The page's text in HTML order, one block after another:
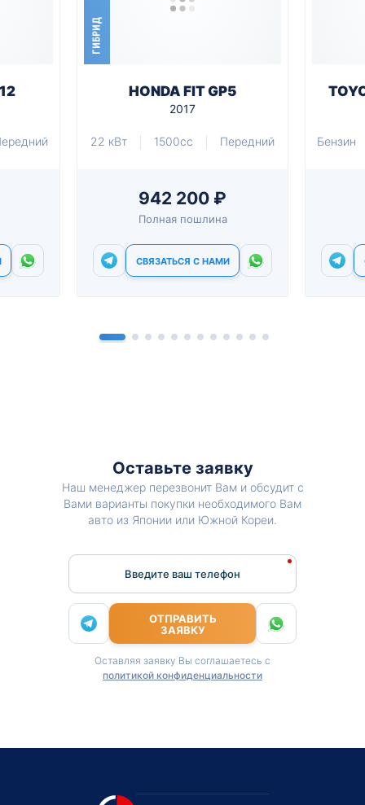
ГИБРИД
HONDA FIT GP5
2017
22 кВт 1500cc Передний
942 200 ₽
Полная пошлина
СВЯЗАТЬСЯ С НАМИ
Бензин
Оставьте заявку
Наш менеджер перезвонит Вам и обсудит с
Вами варианты покупки необходимого Вам
авто из Японии или Южной Кореи.
Введите ваш телефон
ОТПРАВИТЬ
ЗАЯВКУ
Оставляя заявку Вы соглашаетесь с
политикой конфиденциальности